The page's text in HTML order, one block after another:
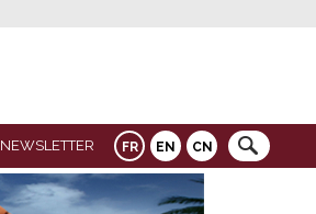
FR EN CN
NEWSLETTER